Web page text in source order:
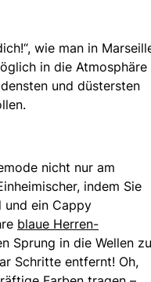
wie man in
in die Atmosphäre
und düstersten
nicht nur am
indem Sie
und ein Cappy
blaue Herren-
Sprung in die Wellen zu
Schritte entfernt! Oh,